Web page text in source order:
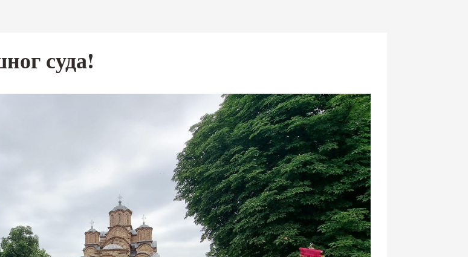
суда!